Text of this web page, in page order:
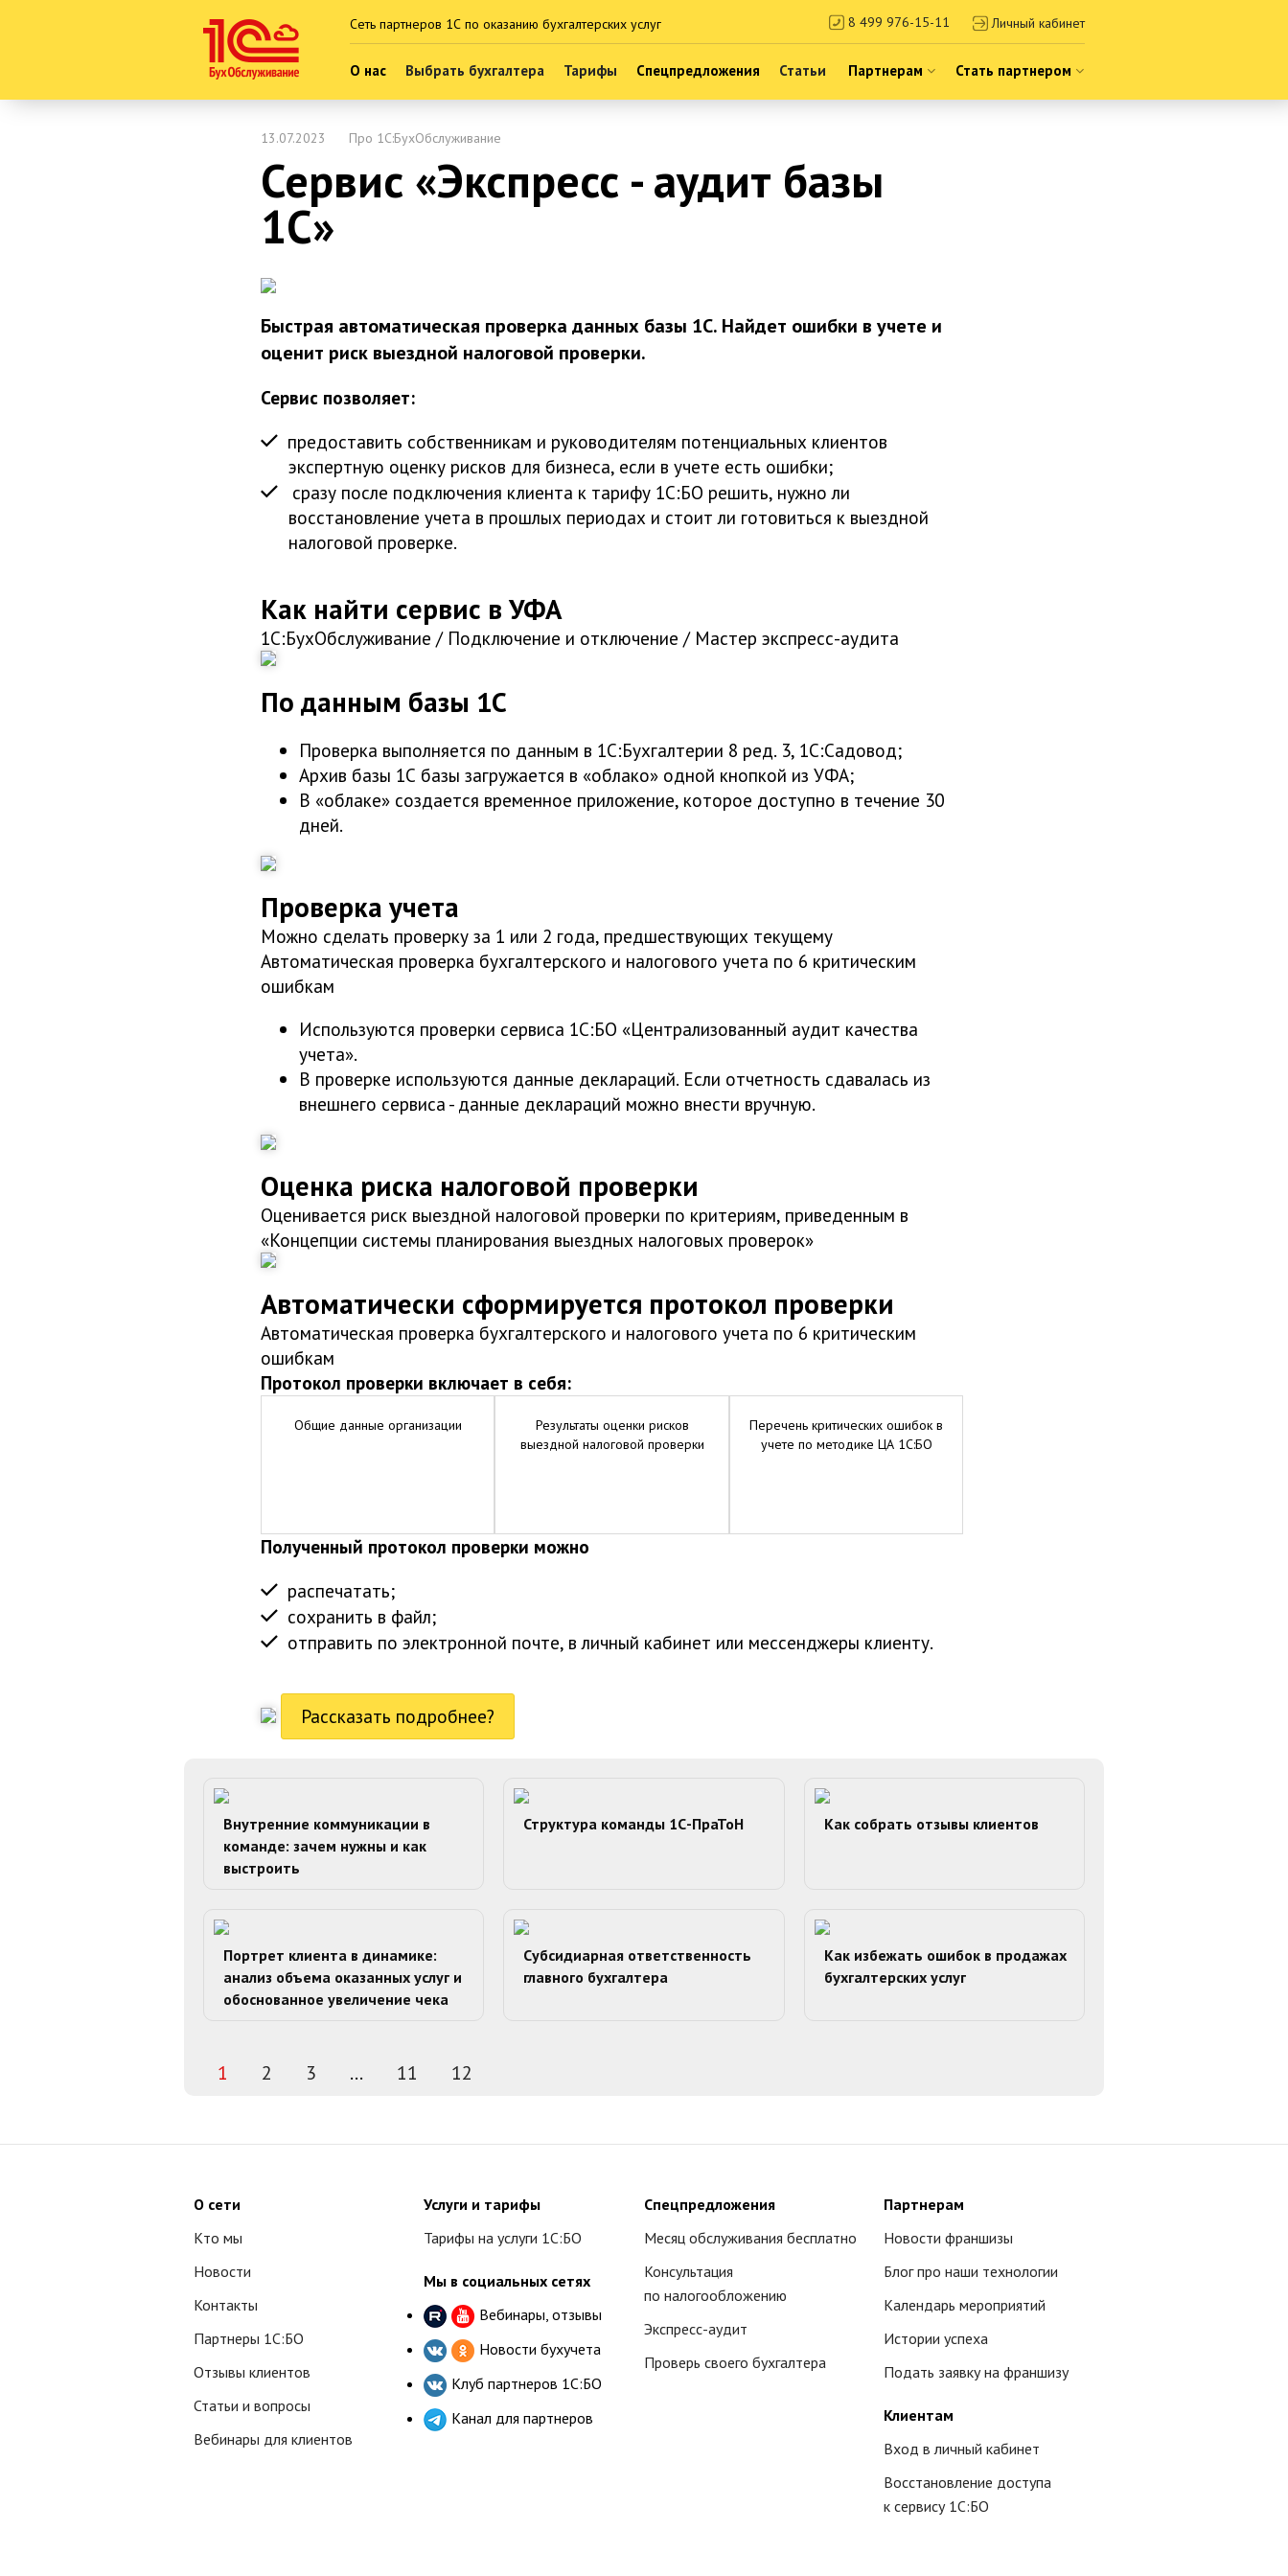
Сеть партнеров 1С по оказанию бухгалтерских услуг 8 499 976-15-11 Личный кабинет
О нас Выбрать бухгалтера Тарифы Спецпредложения Статьи Партнерам Стать партнером
13.07.2023 Про 1С:БухОбслуживание
Сервис «Экспресс - аудит базы
1С»
Быстрая автоматическая проверка данных базы 1С. Найдет ошибки в учете и
оценит риск выездной налоговой проверки.
Сервис позволяет:
предоставить собственникам и руководителям потенциальных клиентов
экспертную оценку рисков для бизнеса, если в учете есть ошибки;
сразу после подключения клиента к тарифу 1С:БО решить, нужно ли
восстановление учета в прошлых периодах и стоит ли готовиться к выездной
налоговой проверке.
Как найти сервис в УФА
1С:БухОбслуживание / Подключение и отключение / Мастер экспресс-аудита
По данным базы 1С
Проверка выполняется по данным в 1С:Бухгалтерии 8 ред. 3, 1С:Садовод;
Архив базы 1С базы загружается в «облако» одной кнопкой из УФА;
В «облаке» создается временное приложение, которое доступно в течение 30
дней.
Проверка учета
Можно сделать проверку за 1 или 2 года, предшествующих текущему
Автоматическая проверка бухгалтерского и налогового учета по 6 критическим
ошибкам
Используются проверки сервиса 1С:БО «Централизованный аудит качества
учета».
В проверке используются данные деклараций. Если отчетность сдавалась из
внешнего сервиса - данные деклараций можно внести вручную.
Оценка риска налоговой проверки
Оценивается риск выездной налоговой проверки по критериям, приведенным в
«Концепции системы планирования выездных налоговых проверок»
Автоматически сформируется протокол проверки
Автоматическая проверка бухгалтерского и налогового учета по 6 критическим
ошибкам
Протокол проверки включает в себя:
Общие данные организации
Результаты оценки рисков
выездной налоговой проверки
Перечень критических ошибок в
учете по методике ЦА 1С:БО
Полученный протокол проверки можно
распечатать;
сохранить в файл;
отправить по электронной почте, в личный кабинет или мессенджеры клиенту.
Рассказать подробнее?
Внутренние коммуникации в
команде: зачем нужны и как
выстроить
Структура команды 1С-ПраТоН Как собрать отзывы клиентов
Портрет клиента в динамике:
анализ объема оказанных услуг и
обоснованное увеличение чека
Cубсидиарная ответственность
главного бухгалтера
Как избежать ошибок в продажах
бухгалтерских услуг
1 2 3 ... 11 12
О сети
Кто мы
Новости
Контакты
Партнеры 1С:БО
Отзывы клиентов
Статьи и вопросы
Вебинары для клиентов
Услуги и тарифы
Тарифы на услуги 1С:БО
Мы в социальных сетях
Вебинары, отзывы
Новости бухучета
Клуб партнеров 1С:БО
Канал для партнеров
Спецпредложения
Месяц обслуживания бесплатно
Консультация
по налогообложению
Экспресс-аудит
Проверь своего бухгалтера
Партнерам
Новости франшизы
Блог про наши технологии
Календарь мероприятий
Истории успеха
Подать заявку на франшизу
Клиентам
Вход в личный кабинет
Восстановление доступа
к сервису 1С:БО